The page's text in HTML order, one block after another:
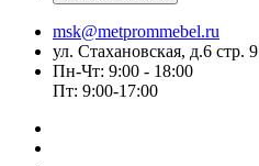
msk@metprommebel.ru
ул. Стахановская, д.6 стр. 9
Пн-Чт: 9:00 - 18:00
Пт: 9:00-17:00